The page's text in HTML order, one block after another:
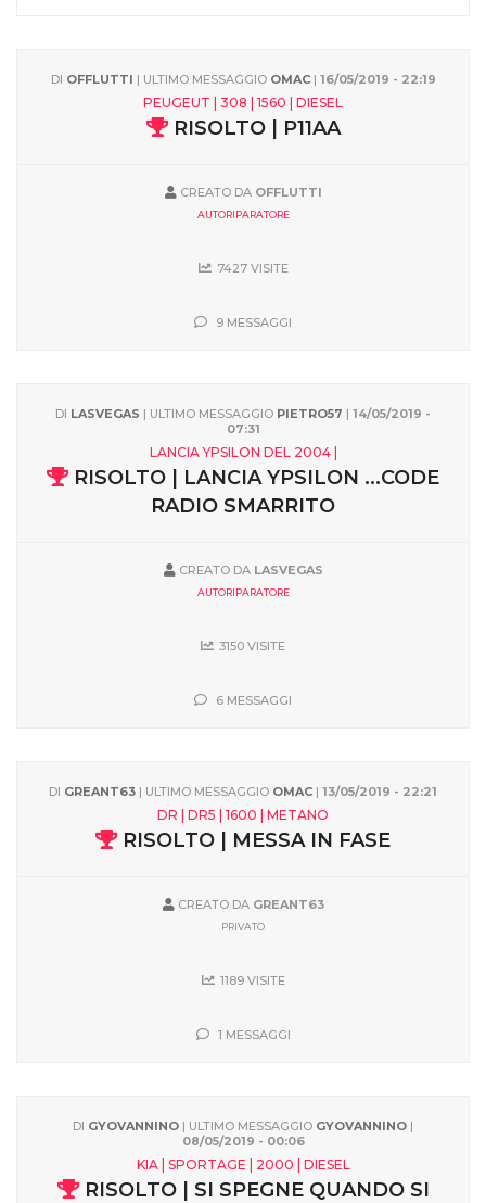
DI OFFLUTTI | ULTIMO MESSAGGIO OMAC | 16/05/2019 - 22:19
PEUGEUT | 308 | 1560 | DIESEL
RISOLTO | P11AA
CREATO DA OFFLUTTI
AUTORIPARATORE
7427 VISITE
9 MESSAGGI
DI LASVEGAS | ULTIMO MESSAGGIO PIETRO57 | 14/05/2019 -
07:31
LANCIA YPSILON DEL 2004 |
RISOLTO | LANCIA YPSILON ...CODE
RADIO SMARRITO
CREATO DA LASVEGAS
AUTORIPARATORE
3150 VISITE
6 MESSAGGI
DI GREANT63 | ULTIMO MESSAGGIO OMAC | 13/05/2019 - 22:21
DR | DR5 | 1600 | METANO
RISOLTO | MESSA IN FASE
CREATO DA GREANT63
PRIVATO
1189 VISITE
1 MESSAGGI
DI GYOVANNINO | ULTIMO MESSAGGIO GYOVANNINO |
08/05/2019 - 00:06
KIA | SPORTAGE | 2000 | DIESEL
RISOLTO | SI SPEGNE QUANDO SI